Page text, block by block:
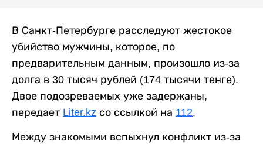
В Санкт-Петербурге расследуют жестокое
убийство мужчины, которое, по
предварительным данным, произошло из-за
долга в 30 тысяч рублей (174 тысячи тенге).
Двое подозреваемых уже задержаны,
передает Liter.kz со ссылкой на 112.
Между знакомыми вспыхнул конфликт из-за